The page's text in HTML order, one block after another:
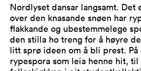
Nordlyset dansar langsamt. Det
over den knasande snøen har
flakkande og ubestemmelege
den stilla ho treng for å høyre
litt sprø ideen om å bli prest.
rypespora som leia henne hit,